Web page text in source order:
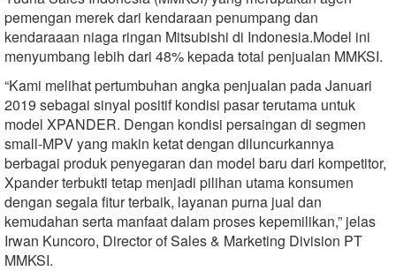
pemengan merek dari kendaraan penumpang dan
kendaraaan niaga ringan Mitsubishi di Indonesia.Model ini
menyumbang lebih dari 48% kepada total penjualan MMKSI.
“Kami melihat pertumbuhan angka penjualan pada Januari
2019 sebagai sinyal positif kondisi pasar terutama untuk
model XPANDER. Dengan kondisi persaingan di segmen
small-MPV yang makin ketat dengan diluncurkannya
berbagai produk penyegaran dan model baru dari kompetitor,
Xpander terbukti tetap menjadi pilihan utama konsumen
dengan segala fitur terbaik, layanan purna jual dan
kemudahan serta manfaat dalam proses kepemilikan,” jelas
Irwan Kuncoro, Director of Sales & Marketing Division PT
MMKSI.